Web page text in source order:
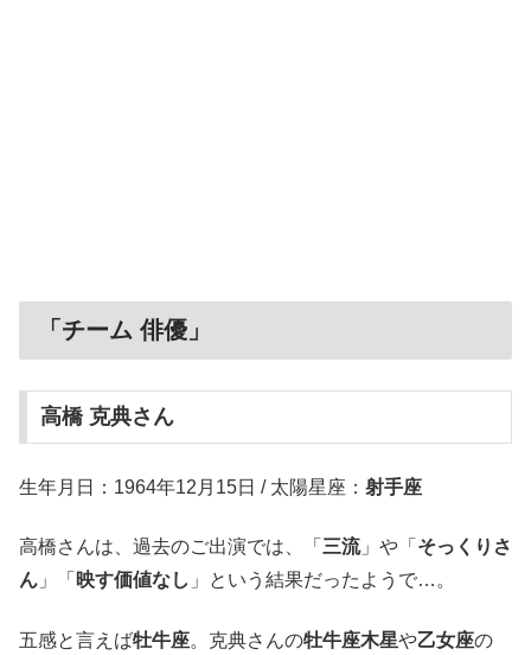
「チーム 俳優」
高橋 克典さん
生年月日：1964年12月15日 / 太陽星座： 射手座
高橋さんは、過去のご出演では、「 三流」や「 そっくりさ
ん 」「 映す価値なし 」という結果だったようで…。
五感と言えば牡牛座。克典さんの牡牛座木星や乙女座の